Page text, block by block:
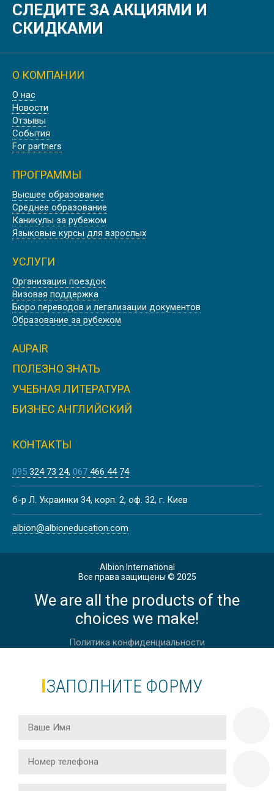
ОБУЧЕНИЕ ВО ФРАНЦИИ PARIS 1
PANTHÉON-SORBONNE UNIVERSITY
ШТУДИЕНКОЛЛЕГ КАРЛСРУЭ,
WASHINGTON STATE UNIVERSITY |
CША
ILLINOIS STATE UNIVERSITY | CША
COLORADO STATE UNIVERSITY |
CША
UNIVERSITY OF APPLIED SCIENCES
FRANKFURT, ГЕРМАНИЯ
UNIVERSITY OF APPLIED SCIENCES
СЛЕДИТЕ ЗА АКЦИЯМИ И
СКИДКАМИ
О КОМПАНИИ
О нас
Новости
Отзывы
События
For partners
ПРОГРАММЫ
Высшее образование
Среднее образование
Каникулы за рубежом
Языковые курсы для взрослых
УСЛУГИ
Организация поездок
Визовая поддержка
Бюро переводов и легализации документов
Образование за рубежом
AUPAIR
ПОЛЕЗНО ЗНАТЬ
УЧЕБНАЯ ЛИТЕРАТУРА
БИЗНЕС АНГЛИЙСКИЙ
КОНТАКТЫ
095 324 73 24 067 466 44 74
б-р Л. Украинки 34, корп. 2, оф. 32, г. Киев
albion@albioneducation.com
Albion International
Все права защищены © 2025
We are all the products of the
choices we make!
Политика конфиденциальности
ЗАПОЛНИТЕ ФОРМУ